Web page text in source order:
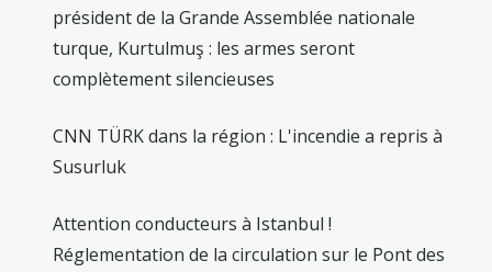
président de la Grande Assemblée nationale
turque, Kurtulmuş : les armes seront
complètement silencieuses
CNN TÜRK dans la région : L'incendie a repris à
Susurluk
Attention conducteurs à Istanbul !
Réglementation de la circulation sur le Pont des